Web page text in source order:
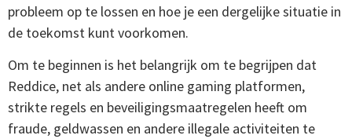
probleem op te lossen en hoe je een dergelijke situatie in
de toekomst kunt voorkomen.
Om te beginnen is het belangrijk om te begrijpen dat
Reddice, net als andere online gaming platformen,
strikte regels en beveiligingsmaatregelen heeft om
fraude, geldwassen en andere illegale activiteiten te